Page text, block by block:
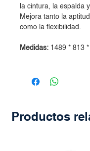
la cintura, la espalda
Mejora tanto la
como la flexibilidad.
Medidas: 1489 * 813
Productos